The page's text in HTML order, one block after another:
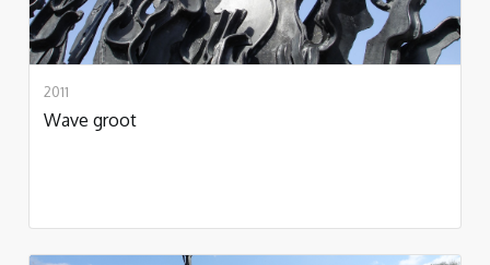
2011
Wave groot